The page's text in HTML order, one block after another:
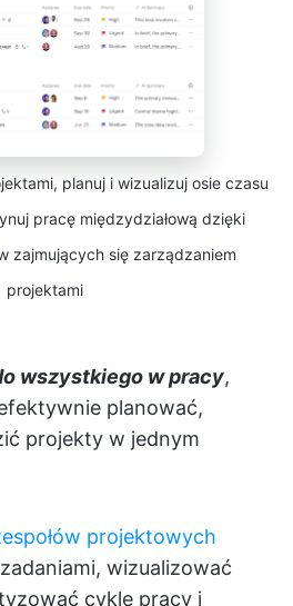
planuj i wizualizuj osie czasu
pracę międzydziałową dzięki
zajmujących się zarządzaniem
projektami
wszystkiego w pracy,
planować,
projekty w jednym
projektowych
wizualizować
cykle pracy i